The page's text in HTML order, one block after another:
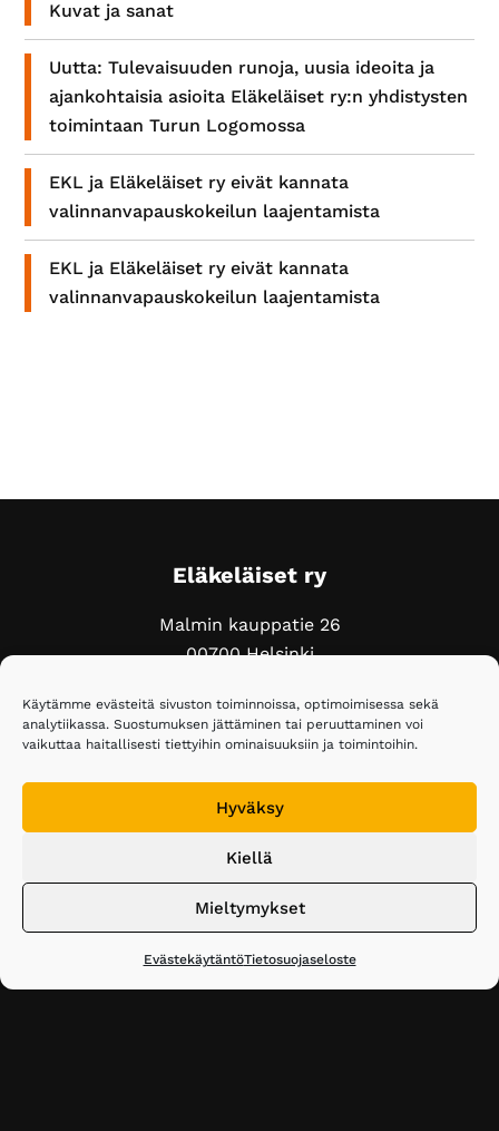
Käytämme evästeitä sivuston toiminnoissa, optimoimisessa sekä
analytiikassa. Suostumuksen jättäminen tai peruuttaminen voi
vaikuttaa haitallisesti tiettyihin ominaisuuksiin ja toimintoihin.
Hyväksy
Kiellä
Mieltymykset
EvästekäytäntöTietosuojaseloste
Kuvat ja sanat
Uutta: Tulevaisuuden runoja, uusia ideoita ja
ajankohtaisia asioita Eläkeläiset ry:n yhdistysten
toimintaan Turun Logomossa
EKL ja Eläkeläiset ry eivät kannata
valinnanvapauskokeilun laajentamista
EKL ja Eläkeläiset ry eivät kannata
valinnanvapauskokeilun laajentamista
Eläkeläiset ry
Malmin kauppatie 26
00700 Helsinki
Puh. 020 743 3610
elakelaiset@elakelaiset.fi
InstagramBluesky
Salattu sähköposti
Liity jäseneksi